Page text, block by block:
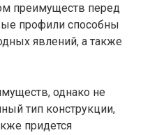
преимуществ перед
профили способны
явлений, а также
однако не
тип конструкции,
придется